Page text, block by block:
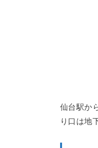
仙台駅か
り口は地